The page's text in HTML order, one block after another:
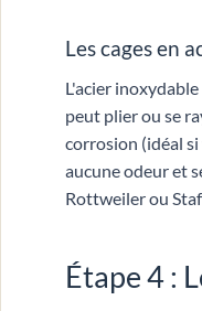
Les cages en
L'acier
peut plier ou se
corrosion (idéal
aucune odeur et
Rottweiler ou
Étape 4 :